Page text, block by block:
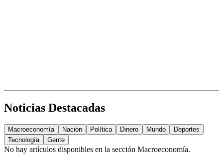
Noticias Destacadas
Macroeconomía Nación Política Dinero Mundo
Deportes
Tecnología
Gente
No hay artículos disponibles en la sección Macroeconomía.